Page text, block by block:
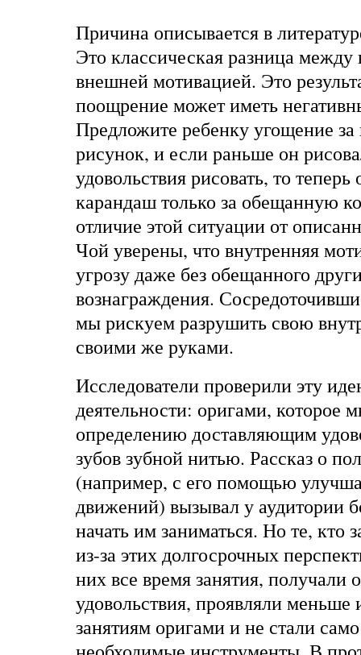
Причина описывается в
Это классическая разница между
внешней мотивацией. Это
поощрение может иметь
Предложите ребенку угощение
рисунок, и если раньше он
удовольствия рисовать, то
карандаш только за обещанную
отличие этой ситуации от
Чой уверены, что внутренняя
угрозу даже без обещанного
вознаграждения.
мы рискуем разрушить свою
своими же руками.
Исследователи проверили эту
деятельности: оригами, которое
определению доставляющим
зубов зубной нитью. Рассказ о
(например, с его помощью
движений) вызывал у аудитории
начать им заниматься. Но те, кто
из-за этих долгосрочных
них все время занятия, получали
удовольствия, проявляли
занятиям оригами и не стали